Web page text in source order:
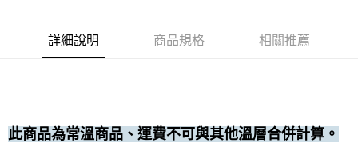
詳細說明 商品規格 相關推薦
此商品為常溫商品、運費不可與其他溫層合併計算。